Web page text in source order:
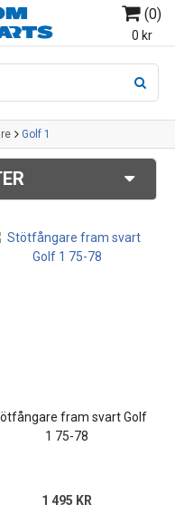
(0)
0 kr
Golf 1
fram svart Golf
1 75-78
1 495 KR